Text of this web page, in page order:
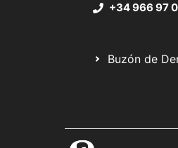
+34 966 97
Buzón de